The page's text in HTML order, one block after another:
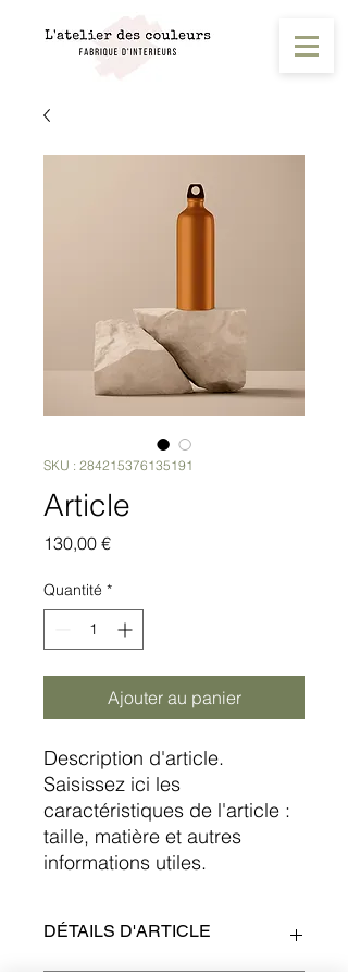
SKU : 284215376135191
Article
130,00 €Prix
Quantité *
Ajouter au panier
Description d'article.
Saisissez ici les
caractéristiques de l'article :
taille, matière et autres
informations utiles.
DÉTAILS D'ARTICLE